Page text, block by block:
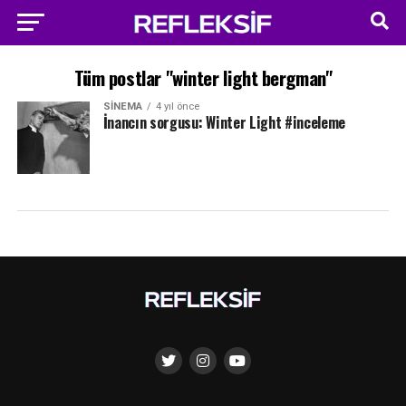
Tüm postlar "winter light bergman"
SINEMA 4 yıl önce
İnancın sorgusu: Winter Light #inceleme